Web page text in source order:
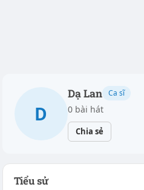
D
Dạ Lan Ca sĩ
0 bài hát
Chia sẻ
Tiểu sử